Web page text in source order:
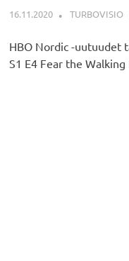
16.11.2020 TURBOVISIO
HBO Nordic -uutuudet
S1 E4 Fear the